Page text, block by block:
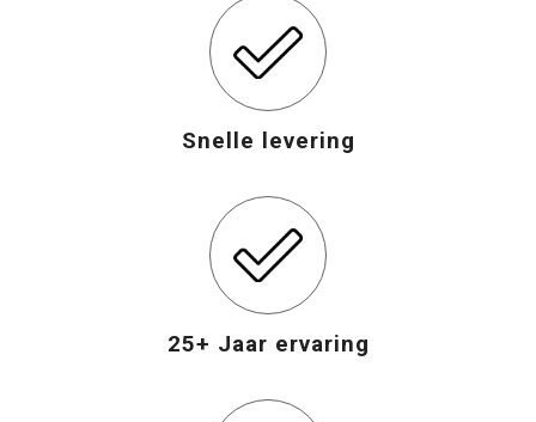
Snelle levering
25+ Jaar ervaring